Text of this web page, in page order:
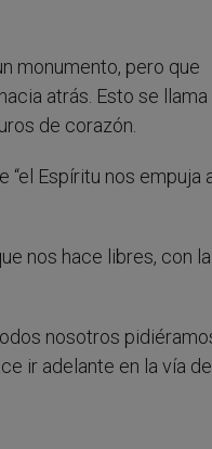
monumento, pero que
atrás. Esto se llama
de corazón.
Espíritu nos empuja
nos hace libres, con la
nosotros
ir adelante en la vía de